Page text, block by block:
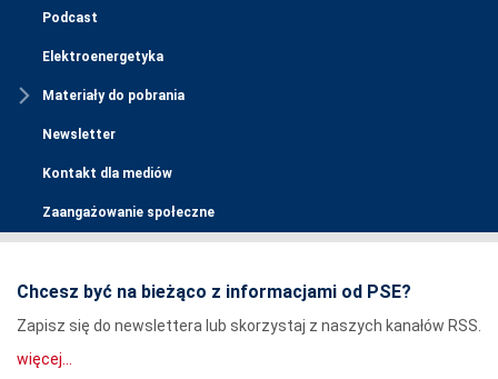
Podcast
Elektroenergetyka
Materiały do pobrania
Newsletter
Kontakt dla mediów
Zaangażowanie społeczne
Chcesz być na bieżąco z informacjami od PSE?
Zapisz się do newslettera lub skorzystaj z naszych kanałów RSS.
więcej...